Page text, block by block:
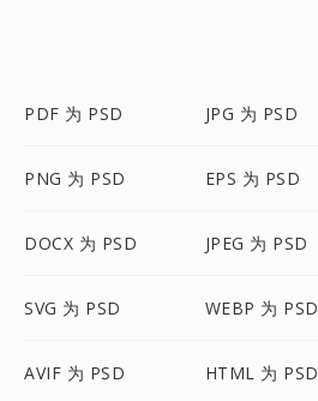
PDF 为 PSD JPG 为 PSD
PNG 为 PSD EPS 为 PSD
DOCX 为 PSD JPEG 为 PSD
SVG 为 PSD WEBP 为 PSD
AVIF 为 PSD HTML 为 PSD